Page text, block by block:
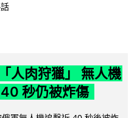
人肉狩獵」 無人機
秒仍被炸傷